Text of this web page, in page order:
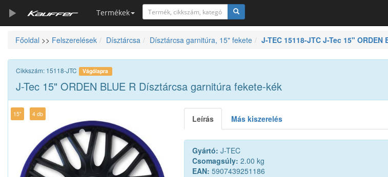
Termékek
Szerszámkatalógus
Kosár
Alkatrészek
Főoldal >> Felszerelések Dísztárcsa Dísztárcsa garnitúra, 15" fekete J-TEC 15118-JTC J-Tec 15"
Cikkszám: 15118-JTC Vágólapra
J-Tec 15" ORDEN BLUE R Dísztárcsa garnitúra fekete-kék
15" 4 db Leírás Más kiszerelés
Gyártó: J-TEC
Csomagsúly: 2.00 kg
EAN: 5907439251186